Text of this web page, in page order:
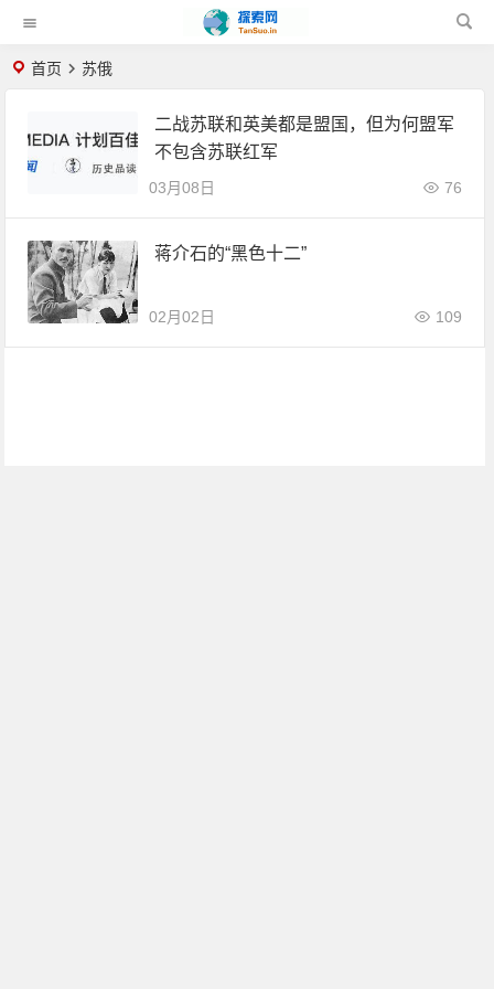
首页 苏俄
二战苏联和英美都是盟国，但为何盟军
不包含苏联红军
03月08日 76
蒋介石的“黑色十二”
02月02日 109